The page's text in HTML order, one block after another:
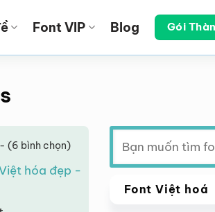
Font VIP Blog Gói
(6 bình chọn)
hóa đẹp -
Tìm
kiếm:
Font Việt hoá